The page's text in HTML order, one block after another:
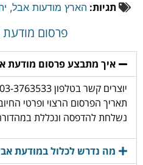
תגיות: הארץ מודעות אבל,
פרסום
איך מתבצע פרסום מודעת
תאריך הפרסום הרצוי ופרטי
נשלחת להדפסה ונכללת
מה נדרש לכלול במודעת